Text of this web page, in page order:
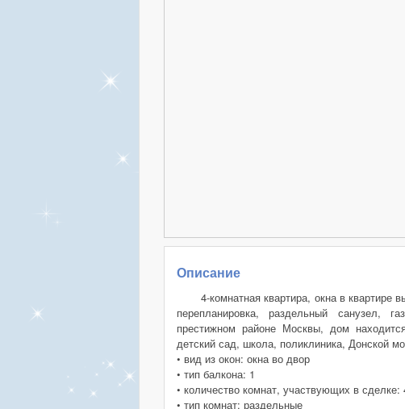
Описание
4-комнатная квартира, окна в квартире
перепланировка, раздельный санузел,
престижном районе Москвы, дом
детский сад, школа, поликлиника, Донской
• вид из окон: окна во двор
• тип балкона: 1
• количество комнат, участвующих в сделке:
• тип комнат: раздельные